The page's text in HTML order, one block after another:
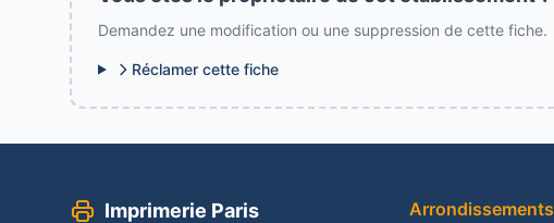
Demandez une modification ou une suppression de cette fiche.
Réclamer cette fiche
Imprimerie Paris Arrondissements